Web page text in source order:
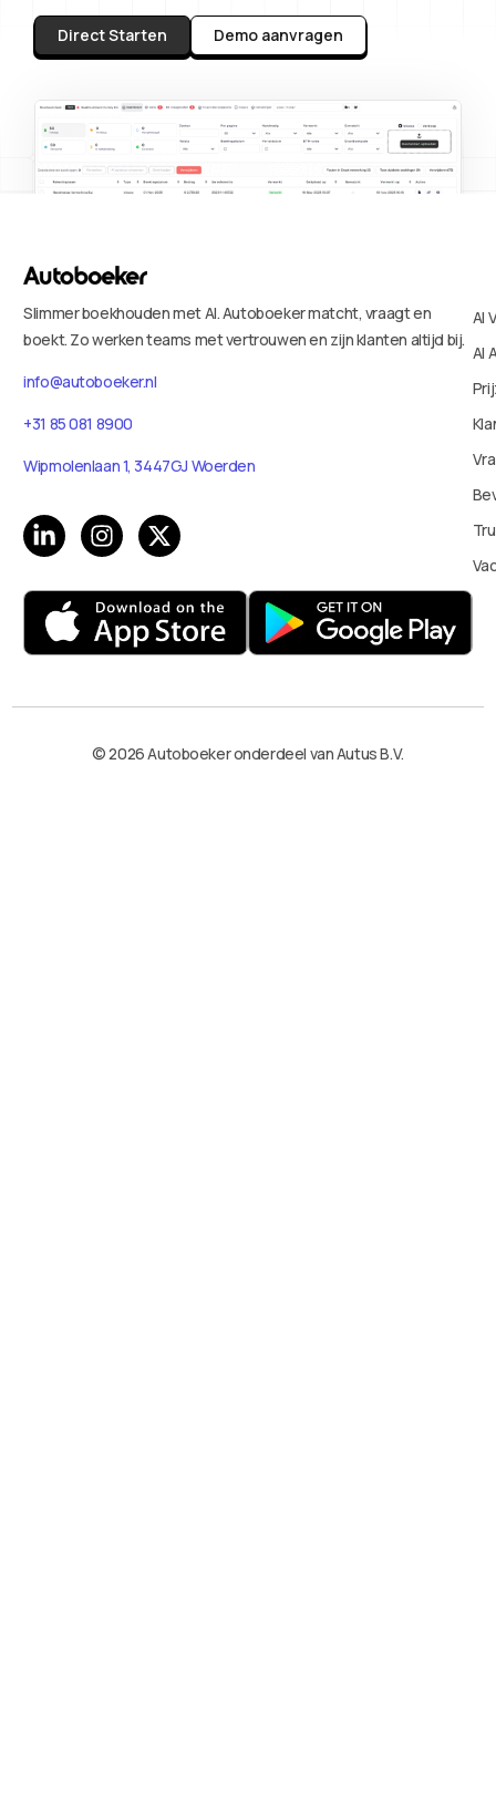
Direct Starten Demo aanvragen
Slimmer boekhouden met AI. Autoboeker matcht, vraagt en
boekt. Zo werken teams met vertrouwen en zijn klanten altijd bij.
info@autoboeker.nl
+31 85 081 8900
Wipmolenlaan 1, 3447GJ Woerden
AI
AI
© 2026 Autoboeker onderdeel van Autus B.V.